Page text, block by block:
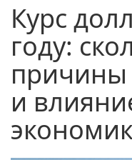
Курс
году:
причины
и